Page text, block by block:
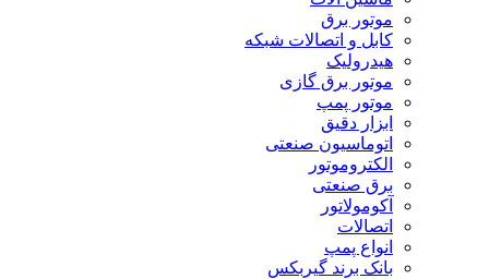
موتور برق
کابل و اتصالات شبکه
هیدرولیک
موتور برق گازی
موتور پمپ
ابزار دقیق
اتوماسیون صنعتی
الکتروموتور
برق صنعتی
آکومولاتور
اتصالات
انواع پمپ
بانک برند گیربکس